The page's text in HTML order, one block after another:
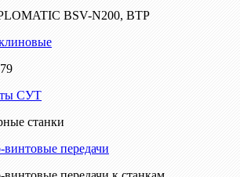
BSV-N200, ВТР
СУТ
станки
передачи